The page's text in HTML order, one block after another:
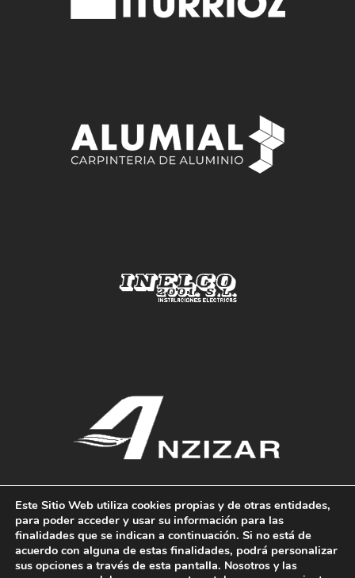
REDES SOCIALES
Este Sitio Web utiliza cookies propias y de otras entidades,
para poder acceder y usar su información para las
finalidades que se indican a continuación. Si no está de
acuerdo con alguna de estas finalidades, podrá personalizar
sus opciones a través de esta pantalla. Nosotros y las